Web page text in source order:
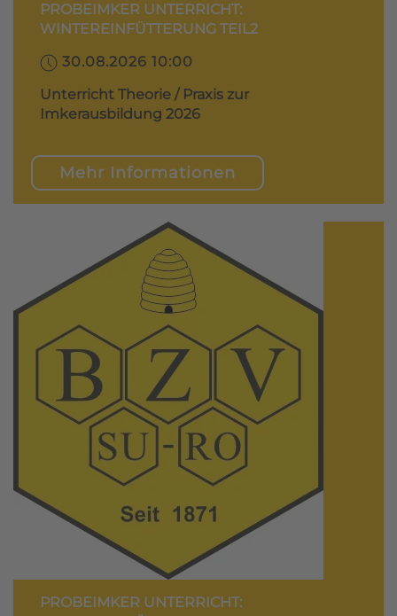
PROBEIMKER UNTERRICHT:
WINTEREINFÜTTERUNG TEIL2
30.08.2026 10:00
Unterricht Theorie / Praxis zur
Imkerausbildung 2026
Mehr Informationen
PROBEIMKER UNTERRICHT: